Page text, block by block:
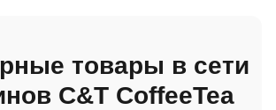
товары в сети
C&T CoffeeTea